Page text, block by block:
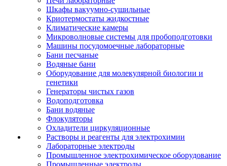
Шкафы вакуумно-сушильные
Криотермостаты жидкостные
Климатические камеры
Микроволновые системы для пробоподготовки
Машины посудомоечные лабораторные
Бани песчаные
Водяные бани
Оборудование для молекулярной биологии и
генетики
Генераторы чистых газов
Водоподготовка
Бани водяные
Флокуляторы
Охладители циркуляционные
Растворы и реагенты для электрохимии
Лабораторные электроды
Промышленное электрохимическое оборудование
Промышленные электроды